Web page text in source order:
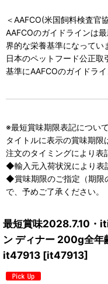
＜AAFCO(米国飼料検査官
AAFCOのガイドラインは
界的な栄養基準になってい
日本のペットフード公正
基準にAAFCOのガイドライ
※最短賞味期限表記について
タイトルに表示の賞味期
注文のタイミングにより表
◆輸入元入荷状況により表
◆賞味期限のご指定（期限
で、予めご了承ください。
最短賞味2028.7.10・
ン ディナー 200g全年
it47913 [it47913]